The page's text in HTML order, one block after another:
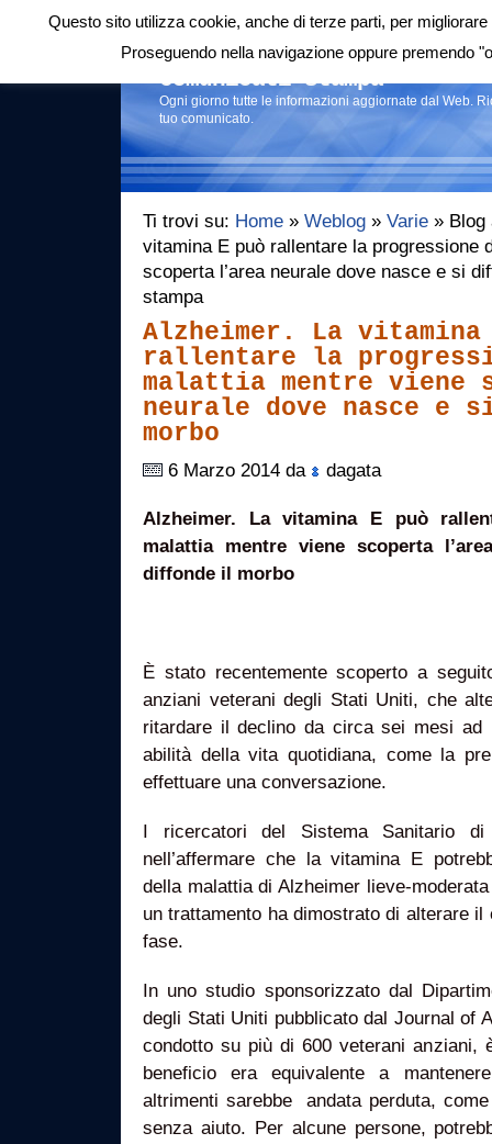
Login|RSS |
Comunicati stampa
Ogni giorno tutte le informazioni aggiornate dal Web.
tuo comunicato.
Ti trovi su: Home » Weblog » Varie » Blog
vitamina E può rallentare la progressione
scoperta l’area neurale dove nasce e si
stampa
Alzheimer. La vitamina
rallentare la
malattia mentre viene
neurale dove nasce
morbo
6 Marzo 2014 da dagata
Alzheimer. La vitamina E può
malattia mentre viene scoperta
diffonde il morbo
È stato recentemente scoperto a
anziani veterani degli Stati Uniti, che
ritardare il declino da circa sei mesi ad
abilità della vita quotidiana, come la
effettuare una conversazione.
I ricercatori del Sistema Sanitario di
nell’affermare che la vitamina E
della malattia di Alzheimer lieve-
un trattamento ha dimostrato di alterare
fase.
In uno studio sponsorizzato dal
degli Stati Uniti pubblicato dal Journal of
condotto su più di 600 veterani anziani,
beneficio era equivalente a
altrimenti sarebbe andata perduta,
senza aiuto. Per alcune persone,
Questo sito utilizza cookie, anche di terze parti, per
Proseguendo nella navigazione oppure premendo